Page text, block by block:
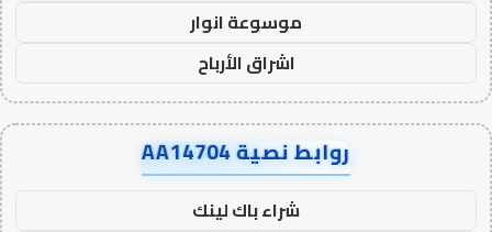
موسوعة انوار
اشراق الأرباح
روابط نصية AA14704
شراء باك لينك